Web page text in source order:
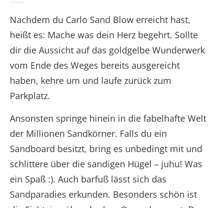
Nachdem du Carlo Sand Blow erreicht hast,
heißt es: Mache was dein Herz begehrt. Sollte
dir die Aussicht auf das goldgelbe Wunderwerk
vom Ende des Weges bereits ausgereicht
haben, kehre um und laufe zurück zum
Parkplatz.
Ansonsten springe hinein in die fabelhafte Welt
der Millionen Sandkörner. Falls du ein
Sandboard besitzt, bring es unbedingt mit und
schlittere über die sandigen Hügel – juhu! Was
ein Spaß :). Auch barfuß lässt sich das
Sandparadies erkunden. Besonders schön ist